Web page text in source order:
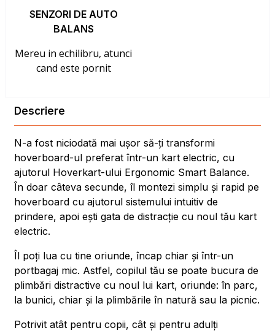
SENZORI DE AUTO
BALANS
Mereu in echilibru, atunci
cand este pornit
Descriere
N-a fost niciodată mai ușor să-ți transformi
hoverboard-ul preferat într-un kart electric, cu
ajutorul Hoverkart-ului Ergonomic Smart Balance.
În doar câteva secunde, îl montezi simplu și rapid pe
hoverboard cu ajutorul sistemului intuitiv de
prindere, apoi ești gata de distracție cu noul tău kart
electric.
Îl poți lua cu tine oriunde, încap chiar și într-un
portbagaj mic. Astfel, copilul tău se poate bucura de
plimbări distractive cu noul lui kart, oriunde: în parc,
la bunici, chiar și la plimbările în natură sau la picnic.
Potrivit atât pentru copii, cât și pentru adulți